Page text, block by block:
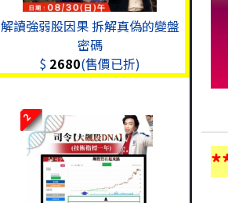
解讀強弱股因果 拆解真偽的變盤
密碼
$ 2680(售價已折)
2